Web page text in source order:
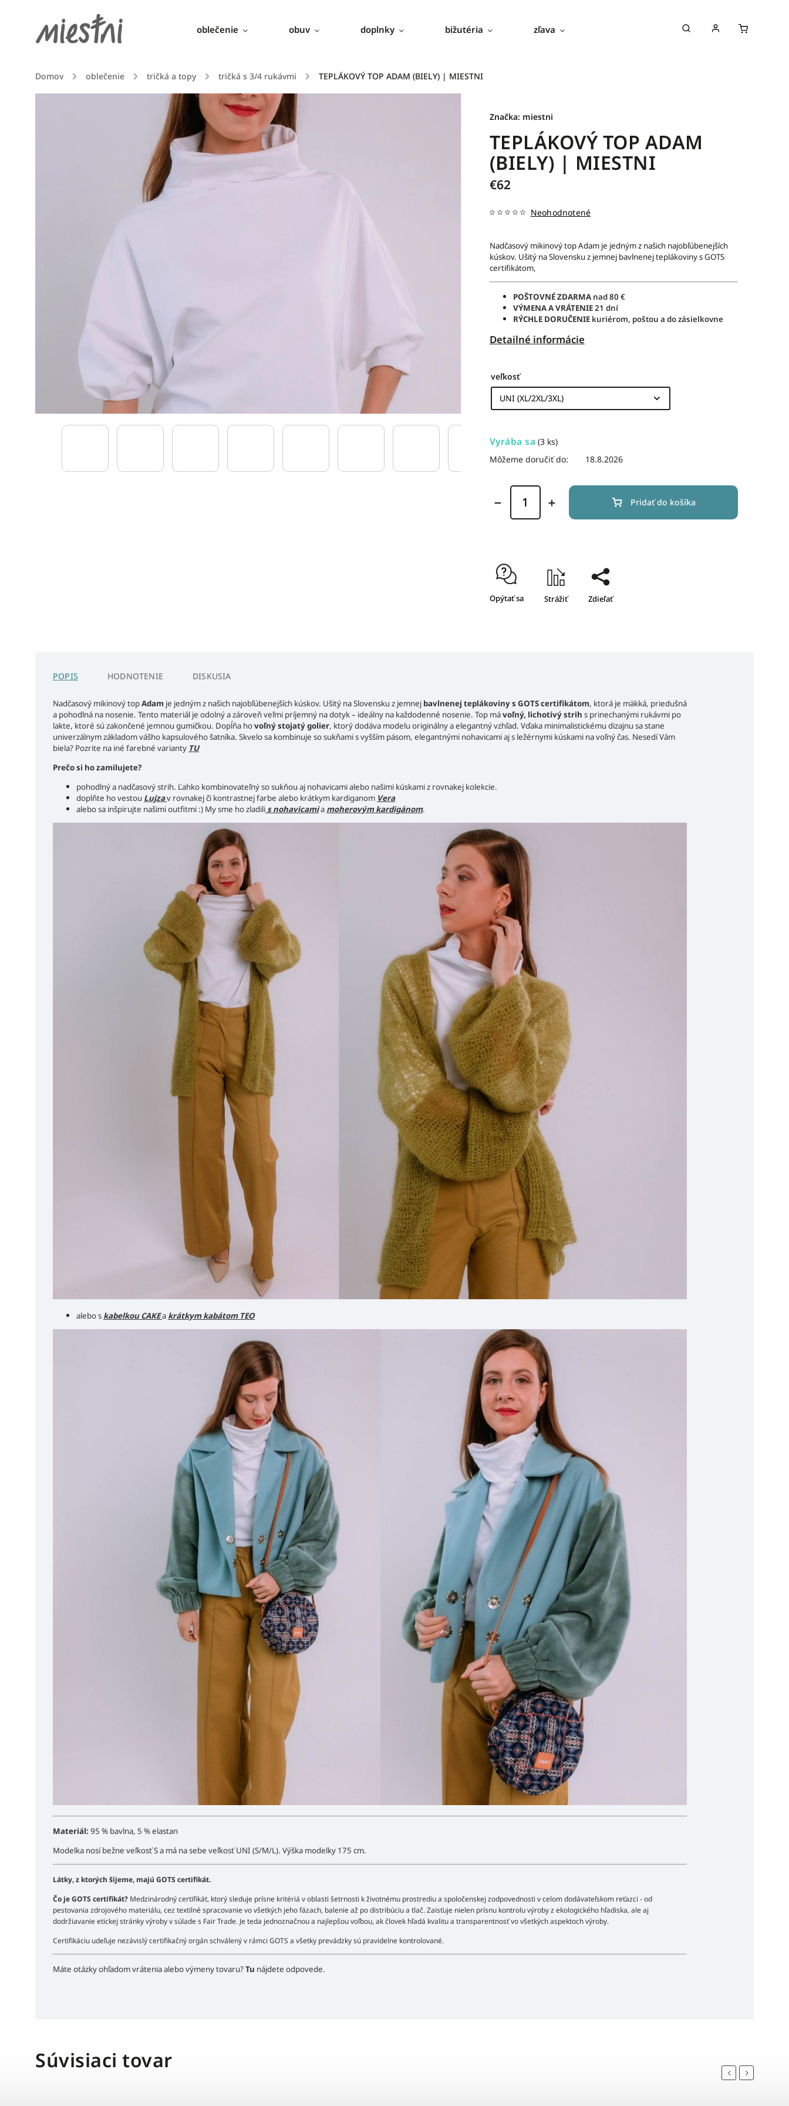
oblečenie obuv doplnky bižutéria zľava
Domov / oblečenie / tričká a topy / tričká s 3/4 rukávmi / TEPLÁKOVÝ TOP ADAM (BIELY) | MIESTNI
TEPLÁKOVÝ TOP ADAM
(BIELY) | MIESTNI
€62
Neohodnotené
Nadčasový mikinový top Adam je jedným z našich najobľúbenejších
kúskov. Ušitý na Slovensku z jemnej bavlnenej teplákoviny s GOTS
certifikátom,
POŠTOVNÉ ZDARMA nad 80 €
VÝMENA A VRÁTENIE21 dní
RÝCHLE DORUČENIE kuriérom, poštou a do zásielkovne
Detailné informácie
Značka: miestni
veľkosť
Vyrába sa (3 ks)
Môžeme doručiť do:
18.8.2026
Pridať do košíka
Opýtať sa Strážiť Zdieľať
POPIS HODNOTENIE DISKUSIA
Nadčasový mikinový topAdam je jedným z našich najobľúbenejších kúskov. Ušitý na Slovensku z jemnej bavlnenej teplákoviny s GOTS certifikátom, ktorá je mäkká, priedušná
a pohodlná na nosenie. Tento materiál je odolný a zároveň veľmi príjemný na dotyk – ideálny na každodenné nosenie. Top mávoľný, lichotivý strih s prinechanými rukávmi po
lakte, ktoré sú zakončené jemnou gumičkou. Dopĺňa hovoľný stojatý golier, ktorý dodáva modelu originálny a elegantný vzhľad. Vďaka minimalistickému dizajnu sa stane
univerzálnym základom vášho kapsulového šatníka. Skvelo sa kombinuje so sukňami s vyšším pásom, elegantnými nohavicami aj s ležérnymi kúskami na voľný čas. Nesedí Vám
biela? Pozrite na iné farebné varianty TU
Prečo si ho zamilujete?
pohodlný a nadčasový strih. Ľahko kombinovateľný so sukňou aj nohavicami alebo našimi kúskami z rovnakej kolekcie.
doplňte ho vestou Lujzav rovnakej či kontrastnej farbe alebo krátkym kardiganom Vera
alebo sa inšpirujte našimi outfitmi :) My sme ho zladilis nohavicamia moherovým kardigánom.
alebo s kabelkou CAKEa krátkym kabátom TEO
Materiál: 95 % bavlna, 5 % elastan
Modelka nosí bežne veľkosť S a má na sebe veľkosť UNI (S/M/L). Výška modelky 175 cm.
Látky, z ktorých šijeme, majú GOTS certifikát.
Čo je GOTS certifikát? Medzinárodný certifikát, ktorý sleduje prísne kritériá v oblasti šetrnosti k životnému prostrediu a spoločenskej zodpovednosti v celom dodávateľskom reťazci - od
pestovania zdrojového materiálu, cez textilné spracovanie vo všetkých jeho fázach, balenie až po distribúciu a tlač. Zaisťuje nielen prísnu kontrolu výroby z ekologického hľadiska, ale aj
dodržiavanie etickej stránky výroby v súlade s Fair Trade. Je teda jednoznačnou a najlepšou voľbou, ak človek hľadá kvalitu a transparentnosť vo všetkých aspektoch výroby.
Certifikáciu udeľuje nezávislý certifikačný orgán schválený v rámci GOTS a všetky prevádzky sú pravidelne kontrolované.
Máte otázky ohľadom vrátenia alebo výmeny tovaru?Tu nájdete odpovede.
Súvisiaci tovar
Previous
Next